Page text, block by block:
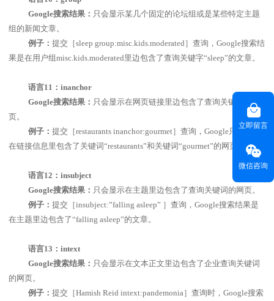
Google搜索结果： 只会显示某几个固定的论坛组或是某些特定主题
组的新闻文章。
例子： 提交［sleep group:misc.kids.moderated ］查询， Google搜索结
果是在用户组misc.kids.moderated里边包含了查询关键字“sleep”的文章。
语言11 ： inanchor
Google搜索结果： 只会显示在网页链接里边包含了查询关键词的网
页。
例子： 提交［restaurants inanchor:gourmet］查询， Google只会查询
在链接信息里包含了关键词“restaurants”和关键词“gourmet”的网页。
语言12 ： insubject
Google搜索结果： 只会显示在主题里边包含了查询关键词的网页。
例子： 提交［insubject:”falling asleep” ］查询， Google搜索结果是
在主题里边包含了“falling asleep”的文章。
语言13 ： intext
Google搜索结果： 只会显示在文本正文里边包含了企业查询关键词
的网页。
例子： 提交［Hamish Reid intext:pandemonia］查询时， Google搜索
立即留言
微信咨询